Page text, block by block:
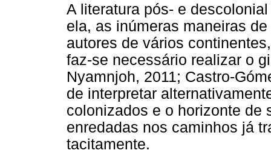
A literatura pós- e
ela, as inúmeras maneiras
autores de vários
faz-se necessário realizar o
Nyamnjoh, 2011; Castro-
de interpretar
colonizados e o horizonte de
enredadas nos caminhos já
tacitamente.